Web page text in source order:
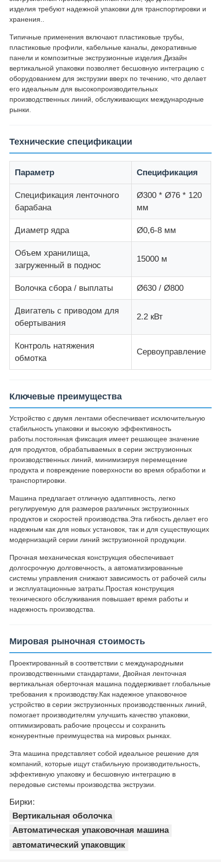
машина садить на мель провода
Машина для двойного скручивания
Упаковочная машина
Одиночная машина извива
кабельная машина
Парная крутильная машина
провод кладя машину
перемоточная машина
Машина для упаковки кабелей
кабельная катушка
стриппинг-экструзионная машина
изделия требуют надежной упаковки для транспортировки и
хранения..
Типичные применения включают пластиковые трубы,
пластиковые профили, кабельные каналы, декоративные
панели и композитные экструзионные изделия.Дизайн
вертикальной упаковки позволяет бесшовную интеграцию с
оборудованием для экструзии вверх по течению, что делает
его идеальным для высокопроизводительных
производственных линий, обслуживающих международные
рынки.
Технические спецификации
Параметр Спецификация
Спецификация ленточного
барабана
Ø300 * Ø76 * 120
мм
Диаметр ядра Ø0,6-8 мм
Объем хранилища,
загруженный в поднос
15000 м
Волочка сбора / выплаты Ø630 / Ø800
Двигатель с приводом для
обертывания
2.2 кВт
Контроль натяжения
обмотка
Сервоуправление
Ключевые преимущества
Устройство с двумя лентами обеспечивает исключительную
стабильность упаковки и высокую эффективность
работы.постоянная фиксация имеет решающее значение
для продуктов, обрабатываемых в серии экструзионных
производственных линий, минимизируя перемещение
продукта и повреждение поверхности во время обработки и
транспортировки.
Машина предлагает отличную адаптивность, легко
регулируемую для размеров различных экструзионных
продуктов и скоростей производства.Эта гибкость делает его
надежным как для новых установок, так и для существующих
модернизаций серии линий экструзионной продукции.
Прочная механическая конструкция обеспечивает
долгосрочную долговечность, а автоматизированные
системы управления снижают зависимость от рабочей силы
и эксплуатационные затраты.Простая конструкция
технического обслуживания повышает время работы и
надежность производства.
Мировая рыночная стоимость
Проектированный в соответствии с международными
производственными стандартами, Двойная ленточная
вертикальная оберточная машина поддерживает глобальные
требования к производству.Как надежное упаковочное
устройство в серии экструзионных производственных линий,
помогает производителям улучшить качество упаковки,
оптимизировать рабочие процессы и сохранить
конкурентные преимущества на мировых рынках.
Эта машина представляет собой идеальное решение для
компаний, которые ищут стабильную производительность,
эффективную упаковку и бесшовную интеграцию в
передовые системы производства экструзии.
Бирки:
Вертикальная оболочка
Автоматическая упаковочная машина
автоматический упаковщик